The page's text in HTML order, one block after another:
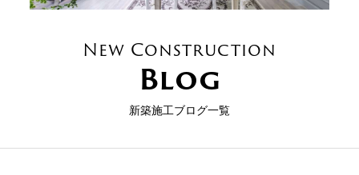
New Construction
Blog
新築施工ブログ一覧